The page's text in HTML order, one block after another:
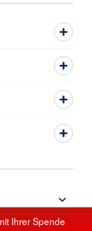
Ihrer Spende